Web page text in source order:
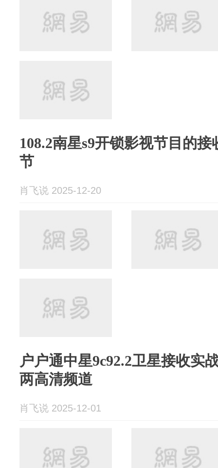
108.2南星s9开锁影视节目的
节
肖飞说 2025-12-20
户户通中星9c92.2卫星接收实
两高清频道
肖飞说 2025-12-01